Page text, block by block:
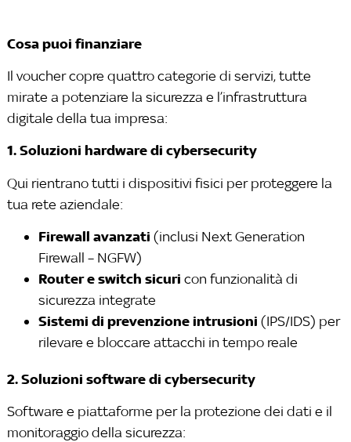
Cosa puoi finanziare
Il voucher copre quattro categorie di servizi, tutte
mirate a potenziare la sicurezza e l’infrastruttura
digitale della tua impresa:
1. Soluzioni hardware di cybersecurity
Qui rientrano tutti i dispositivi fisici per proteggere la
tua rete aziendale:
Firewall avanzati (inclusi Next Generation
Firewall – NGFW)
Router e switch sicuri con funzionalità di
sicurezza integrate
Sistemi di prevenzione intrusioni (IPS/IDS) per
rilevare e bloccare attacchi in tempo reale
2. Soluzioni software di cybersecurity
Software e piattaforme per la protezione dei dati e il
monitoraggio della sicurezza: